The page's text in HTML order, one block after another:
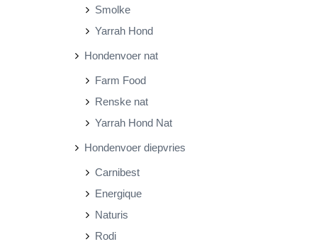
Smolke
Yarrah Hond
Hondenvoer nat
Farm Food
Renske nat
Yarrah Hond Nat
Hondenvoer diepvries
Carnibest
Energique
Naturis
Rodi